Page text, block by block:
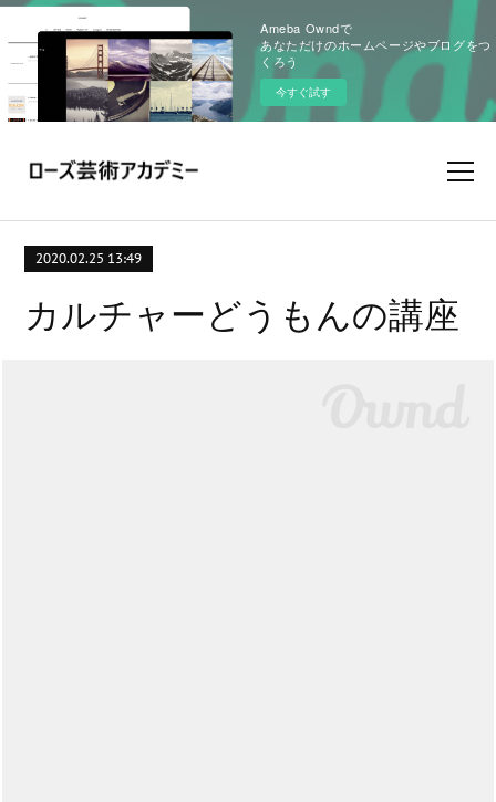
Ameba Owndで
あなただけのホームページやブログをつ
くろう
今すぐ試す
2020.02.25 13:49
カルチャーどうもんの講座